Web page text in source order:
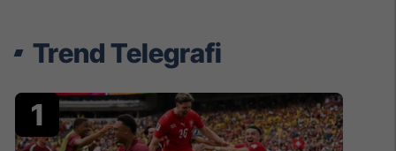
Trend Telegrafi